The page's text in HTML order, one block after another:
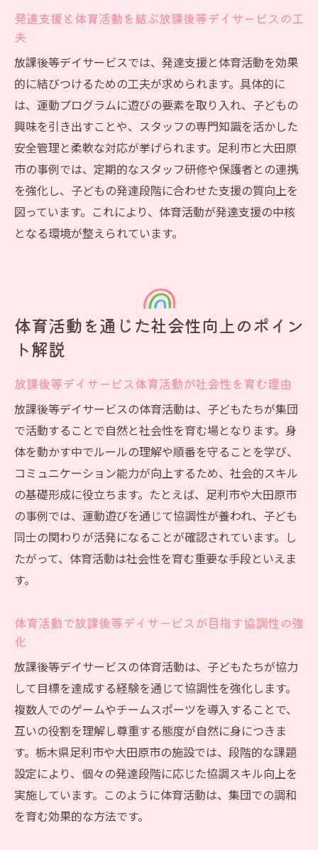
発達支援と体育活動を結ぶ放課後等デイサービスの工
夫
放課後等デイサービスでは、発達支援と体育活動を効果
的に結びつけるための工夫が求められます。具体的に
は、運動プログラムに遊びの要素を取り入れ、子どもの
興味を引き出すことや、スタッフの専門知識を活かした
安全管理と柔軟な対応が挙げられます。足利市と大田原
市の事例では、定期的なスタッフ研修や保護者との連携
を強化し、子どもの発達段階に合わせた支援の質向上を
図っています。これにより、体育活動が発達支援の中核
となる環境が整えられています。
体育活動を通じた社会性向上のポイン
ト解説
放課後等デイサービス体育活動が社会性を育む理由
放課後等デイサービスの体育活動は、子どもたちが集団
で活動することで自然と社会性を育む場となります。身
体を動かす中でルールの理解や順番を守ることを学び、
コミュニケーション能力が向上するため、社会的スキル
の基礎形成に役立ちます。たとえば、足利市や大田原市
の事例では、運動遊びを通じて協調性が養われ、子ども
同士の関わりが活発になることが確認されています。し
たがって、体育活動は社会性を育む重要な手段といえま
す。
体育活動で放課後等デイサービスが目指す協調性の強
化
放課後等デイサービスの体育活動は、子どもたちが協力
して目標を達成する経験を通じて協調性を強化します。
複数人でのゲームやチームスポーツを導入することで、
互いの役割を理解し尊重する態度が自然に身につきま
す。栃木県足利市や大田原市の施設では、段階的な課題
設定により、個々の発達段階に応じた協調スキル向上を
実施しています。このように体育活動は、集団での調和
を育む効果的な方法です。